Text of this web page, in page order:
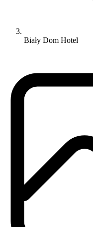
Biały Dom Hotel